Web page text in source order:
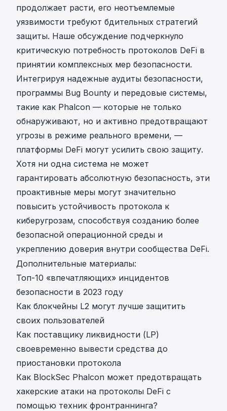
продолжает расти, его неотъемлемые
уязвимости требуют бдительных стратегий
защиты. Наше обсуждение подчеркнуло
критическую потребность протоколов DeFi в
принятии комплексных мер безопасности.
Интегрируя надежные аудиты безопасности,
программы Bug Bounty и передовые системы,
такие как Phalcon — которые не только
обнаруживают, но и активно предотвращают
угрозы в режиме реального времени, —
платформы DeFi могут усилить свою защиту.
Хотя ни одна система не может
гарантировать абсолютную безопасность, эти
проактивные меры могут значительно
повысить устойчивость протокола к
киберугрозам, способствуя созданию более
безопасной операционной среды и
укреплению доверия внутри сообщества DeFi.
Дополнительные материалы:
Топ-10 «впечатляющих» инцидентов
безопасности в 2023 году
Как блокчейны L2 могут лучше защитить
своих пользователей
Как поставщику ликвидности (LP)
своевременно вывести средства до
приостановки протокола
Как BlockSec Phalcon может предотвращать
хакерские атаки на протоколы DeFi с
помощью техник фронтраннинга?